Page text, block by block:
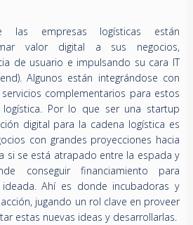
las empresas logísticas están
valor digital a sus negocios,
de usuario e impulsando su cara IT
Algunos están integrándose con
complementarios para estos
Por lo que ser una startup
digital para la cadena logística es
con grandes proyecciones hacia
si se está atrapado entre la espada y
conseguir financiamiento para
Ahí es donde incubadoras y
jugando un rol clave en proveer
estas nuevas ideas y desarrollarlas.